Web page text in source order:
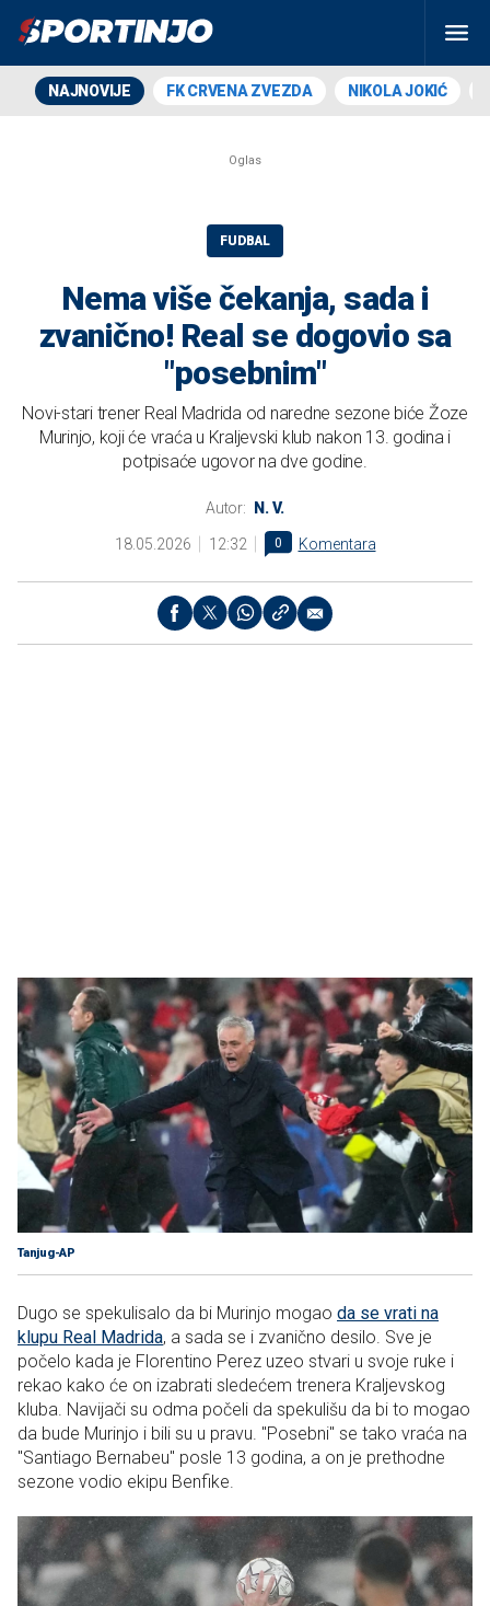
NAJNOVIJE FK CRVENA ZVEZDA NIKOLA JOKIĆ
FUDBAL
Nema više čekanja, sada i
zvanično! Real se dogovio sa
"posebnim"
Novi-stari trener Real Madrida od naredne sezone biće Žoze
Murinjo, koji će vraća u Kraljevski klub nakon 13. godina i
potpisaće ugovor na dve godine.
Autor: N. V.
18.05.2026 12:32 0 Komentara
Tanjug-AP
Dugo se spekulisalo da bi Murinjo mogao da se vrati na
klupu Real Madrida, a sada se i zvanično desilo. Sve je
počelo kada je Florentino Perez uzeo stvari u svoje ruke i
rekao kako će on izabrati sledećem trenera Kraljevskog
kluba. Navijači su odma počeli da spekulišu da bi to mogao
da bude Murinjo i bili su u pravu. "Posebni" se tako vraća na
"Santiago Bernabeu" posle 13 godina, a on je prethodne
sezone vodio ekipu Benfike.